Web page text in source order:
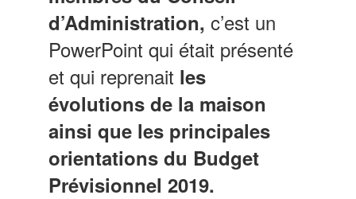
d’Administration, c’est un
PowerPoint qui était présenté
et qui reprenait les
évolutions de la maison
ainsi que les principales
orientations du Budget
Prévisionnel 2019.